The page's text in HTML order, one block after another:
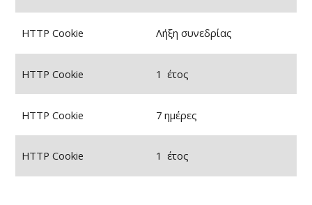
HTTP Cookie Λήξη συνεδρίας
HTTP Cookie 1 έτος
HTTP Cookie 7 ημέρες
HTTP Cookie 1 έτος